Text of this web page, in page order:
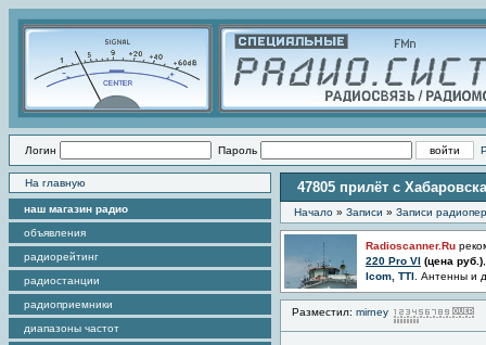
Логин Пароль
На главную
наш магазин радио
объявления
радиорейтинг
радиостанции
радиоприемники
диапазоны частот
47805 прилёт с Хабаровска
Начало » Записи » Записи
Radioscanner.Ru
220 Pro VI (цена руб.)
Icom, TTI . Антенны и
Разместил: mirney